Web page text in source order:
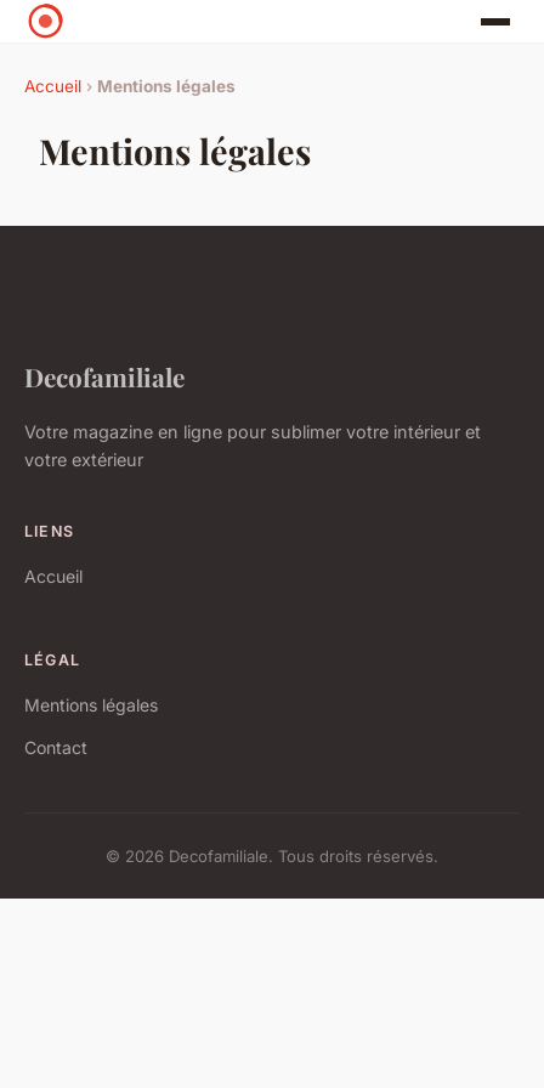
Accueil › Mentions légales
Mentions légales
Decofamiliale
Votre magazine en ligne pour sublimer votre intérieur et
votre extérieur
LIENS
Accueil
LÉGAL
Mentions légales
Contact
© 2026 Decofamiliale. Tous droits réservés.